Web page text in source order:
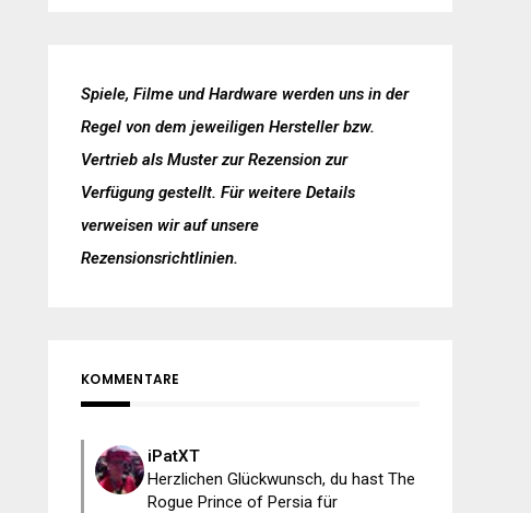
Spiele, Filme und Hardware werden uns in der
Regel von dem jeweiligen Hersteller bzw.
Vertrieb als Muster zur Rezension zur
Verfügung gestellt. Für weitere Details
verweisen wir auf unsere
Rezensionsrichtlinien.
KOMMENTARE
iPatXT
Herzlichen Glückwunsch, du hast The
Rogue Prince of Persia für